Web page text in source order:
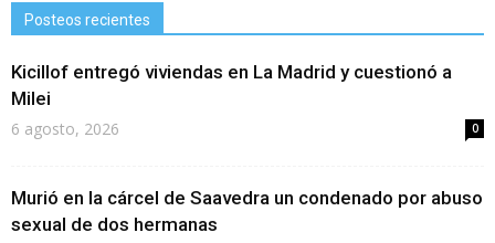
Posteos recientes
Kicillof entregó viviendas en La Madrid y cuestionó a
Milei
6 agosto, 2026 0
Murió en la cárcel de Saavedra un condenado por abuso
sexual de dos hermanas